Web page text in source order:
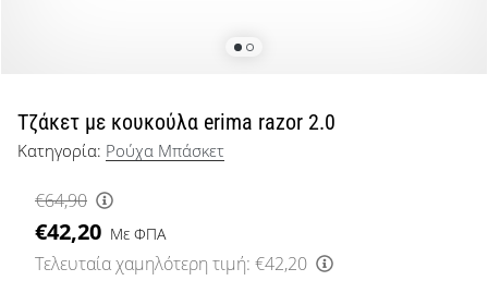
μπάσκετ
όπως
εμείς;
μαζί
μας
ως
πρεσβευτής
Τζάκετ με κουκούλα erima razor 2.0
Κατηγορία: Ρούχα Μπάσκετ
€64,90
€42,20 Με ΦΠΑ
Τελευταία χαμηλότερη τιμή: €42,20